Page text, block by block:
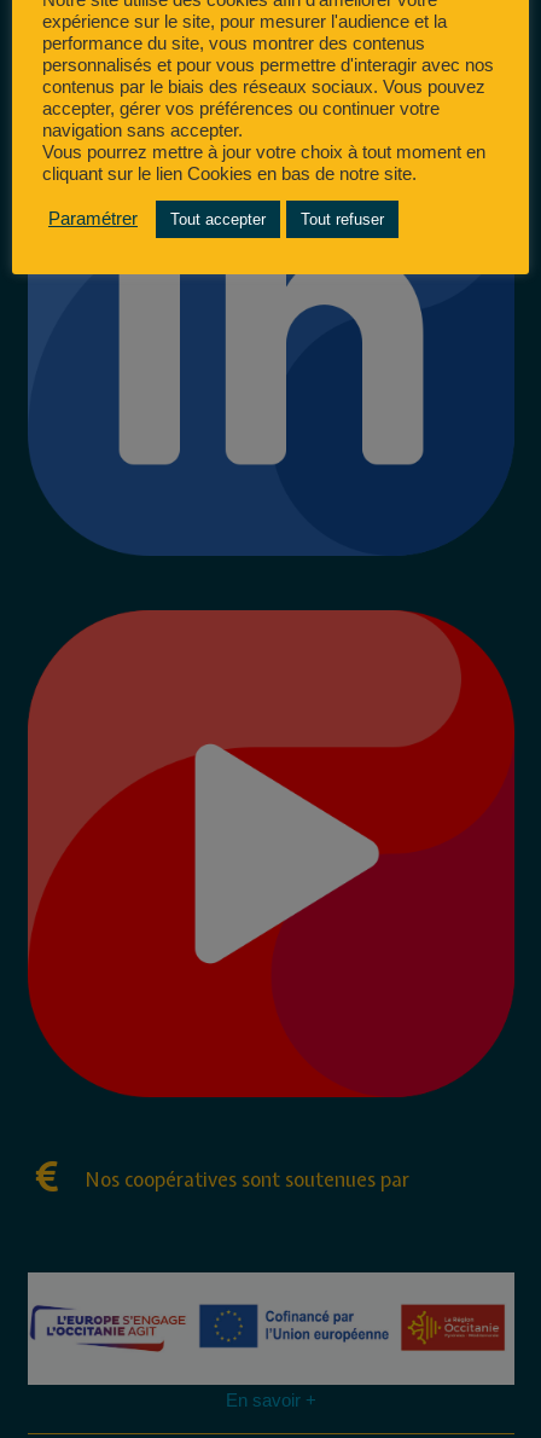
Nos coopératives sont soutenues par
En savoir +
expérience sur le site, pour mesurer l'audience et la
performance du site, vous montrer des contenus
personnalisés et pour vous permettre d'interagir avec nos
contenus par le biais des réseaux sociaux. Vous pouvez
accepter, gérer vos préférences ou continuer votre
navigation sans accepter.
Vous pourrez mettre à jour votre choix à tout moment en
cliquant sur le lien Cookies en bas de notre site.
Paramétrer Tout accepter Tout refuser